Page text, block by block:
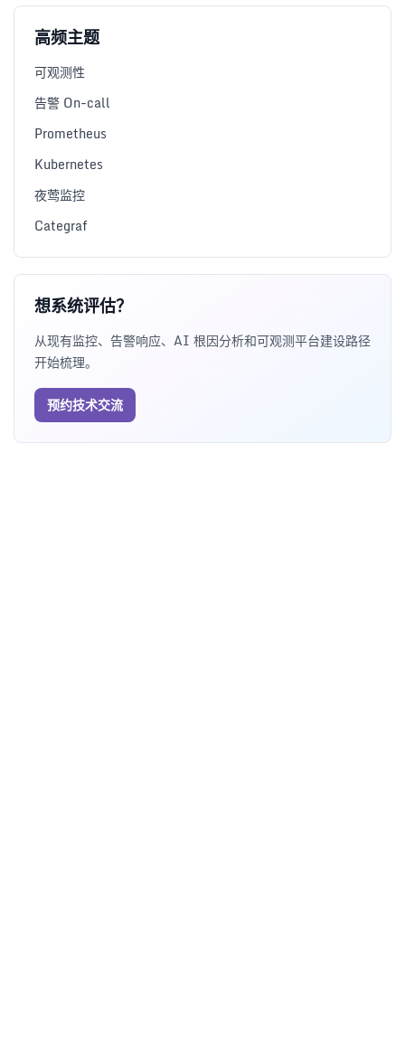
高频主题
可观测性
告警 On-call
Prometheus
Kubernetes
夜莺监控
Categraf
想系统评估？
从现有监控、告警响应、AI 根因分析和可观测平台建设路径
开始梳理。
预约技术交流